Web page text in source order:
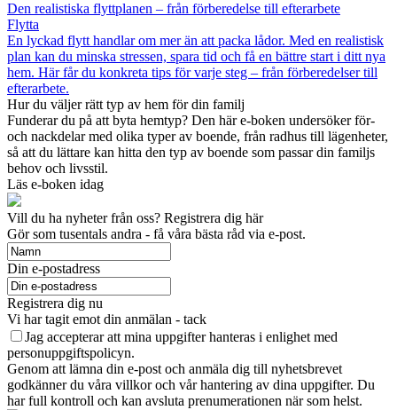
Den realistiska flyttplanen – från förberedelse till efterarbete
Flytta
En lyckad flytt handlar om mer än att packa lådor. Med en realistisk
plan kan du minska stressen, spara tid och få en bättre start i ditt nya
hem. Här får du konkreta tips för varje steg – från förberedelser till
efterarbete.
Hur du väljer rätt typ av hem för din familj
Funderar du på att byta hemtyp? Den här e-boken undersöker för-
och nackdelar med olika typer av boende, från radhus till lägenheter,
så att du lättare kan hitta den typ av boende som passar din familjs
behov och livsstil.
Läs e-boken idag
Vill du ha nyheter från oss? Registrera dig här
Gör som tusentals andra - få våra bästa råd via e-post.
Din e-postadress
Registrera dig nu
Vi har tagit emot din anmälan - tack
Jag accepterar att mina uppgifter hanteras i enlighet med
personuppgiftspolicyn.
Genom att lämna din e-post och anmäla dig till nyhetsbrevet
godkänner du våra villkor och vår hantering av dina uppgifter. Du
har full kontroll och kan avsluta prenumerationen när som helst.